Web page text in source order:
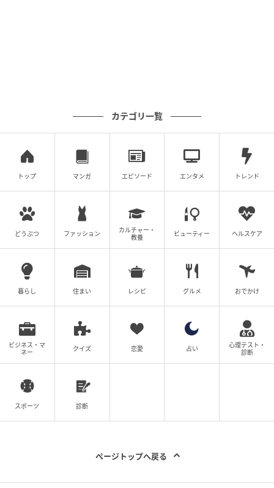
「かすていら・バームクーヘン」詰合せ
カテゴリ一覧
トップ マンガ エピソード エンタメ トレンド
どうぶつ ファッション
カルチャー・
教養
ビューティー ヘルスケア
暮らし 住まい レシピ グルメ おでかけ
ビジネス・マ
ネー
クイズ 恋愛 占い
心理テスト・
診断
スポーツ 診断
ページトップへ戻る